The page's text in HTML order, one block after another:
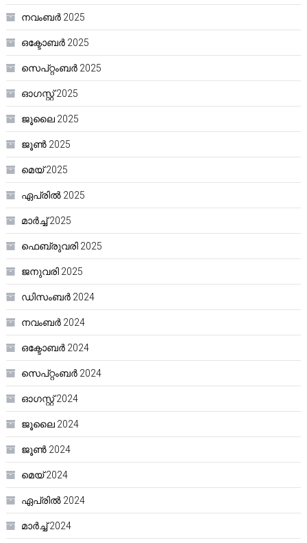
നവംബർ 2025
ഒക്ടോബർ 2025
സെപ്റ്റംബർ 2025
ഓഗസ്റ്റ്‌ 2025
ജൂലൈ 2025
ജൂൺ 2025
മെയ്‌ 2025
ഏപ്രിൽ 2025
മാർച്ച്‌ 2025
ഫെബ്രുവരി 2025
ജനുവരി 2025
ഡിസംബർ 2024
നവംബർ 2024
ഒക്ടോബർ 2024
സെപ്റ്റംബർ 2024
ഓഗസ്റ്റ്‌ 2024
ജൂലൈ 2024
ജൂൺ 2024
മെയ്‌ 2024
ഏപ്രിൽ 2024
മാർച്ച്‌ 2024